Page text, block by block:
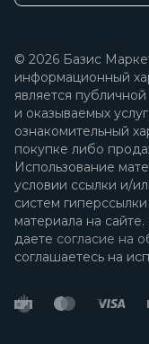
© 2026 Базис
информационный
является
и оказываемых
ознакомительный
покупке либо
Использование
условии ссылки и/
систем
материала на
даете согласие на
соглашаетесь на